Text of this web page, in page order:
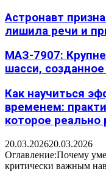
Астронавт
лишила речи и
МАЗ-7907:
шасси,
Как научиться
временем:
которое реально
20.03.202620.03.2026
Оглавление:Почему
критически важным